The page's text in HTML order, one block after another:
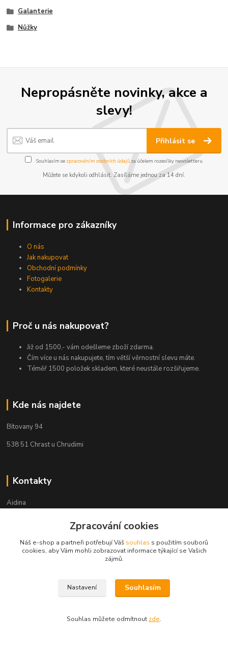
Galanterie
Nůžky
Nepropásněte novinky, akce a
slevy!
Přihlásit se
Souhlasím se zpracováním osobních údajůza účelem rozesílky newsletteru.
Můžete se kdykoli odhlásit. Zasíláme jednou za 14 dní.
Informace pro zákazníky
O nás
Jak nakupovat
Obchodní podmínky
Fotogalerie
Kontakty
Proč u nás nakupovat?
Již od 1500,- vám odešleme zboží zdarma.
Čím více u nás nakupujete, tím větší věrnostní slevu máte.
Téměř 1500 položek skladem, které neustále rozšiřujeme.
Kde nás najdete
Bítovany 94
538 51 Chrast u Chrudimi
Kontakty
Aidina
Veronika Holasová Schejbalová
+420 777 153 450
(Po-Pá, 8-16 hod.)
Zpracování cookies
Náš e-shop a partneři potřebují Váš souhlas s použitím souborů
cookies, aby Vám mohli zobrazovat informace týkající se Vašich
zájmů.
Nastavení Souhlasím
Souhlas můžete odmítnout zde.